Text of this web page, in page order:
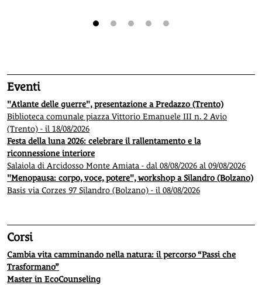
Eventi
"Atlante delle guerre", presentazione a Predazzo (Trento)
Biblioteca comunale piazza Vittorio Emanuele III n. 2 Avio
(Trento) - il 18/08/2026
Festa della luna 2026: celebrare il rallentamento e la
riconnessione interiore
Salaiola di Arcidosso Monte Amiata - dal 08/08/2026 al 09/08/2026
"Menopausa: corpo, voce, potere", workshop a Silandro (Bolzano)
Basis via Corzes 97 Silandro (Bolzano) - il 08/08/2026
Corsi
Cambia vita camminando nella natura: il percorso “Passi che
Trasformano”
Master in EcoCounseling